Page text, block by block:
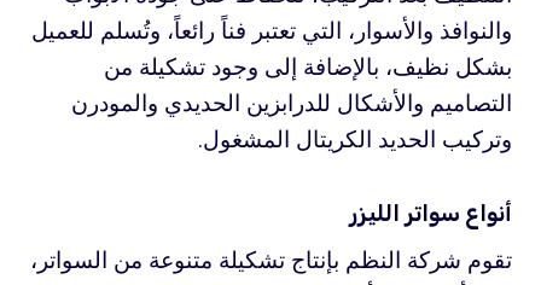
والنوافذ والأسوار، التي تعتبر فناً رائعاً، وتُسلم للعميل
بشكل نظيف، بالإضافة إلى وجود تشكيلة من
التصاميم والأشكال للدرابزين الحديدي والمودرن
وتركيب الحديد الكريتال المشغول.
أنواع سواتر الليزر
تقوم شركة النظم بإنتاج تشكيلة متنوعة من السواتر،